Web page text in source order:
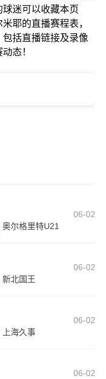
迷可以收藏本页
耶的直播赛程表，
括直播链接及录像
态！
06-02
奥尔格里特U21
06-02
新北国王
06-02
上海久事
06-02